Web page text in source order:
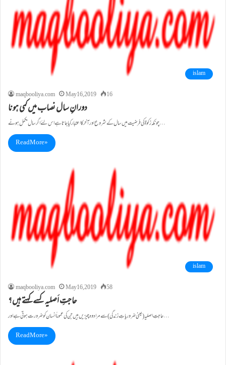
islam
maqbooliya.com
May 16, 2019 16
دورانِ سال نصاب میں کمی ہونا
چونکہ زکوٰۃ کی فرضیت میں سال کے شروع اور آخرکا اعتبار کیا جاتا ہے اس لئے اگر سال مکمل ہونے…
Read More »
islam
maqbooliya.com
May 16, 2019 58
حاجتِ اَصلیہ کسے کہتے ہیں؟
حاجتِ اصلیہ (یعنی ضروریاتِ زندگی) سے مراد وہ چیزیں ہیں جن کی عموماً انسان کو ضرورت ہوتی ہے اور…
Read More »